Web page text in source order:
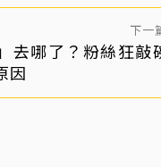
下一
去哪了？粉絲狂敲
因